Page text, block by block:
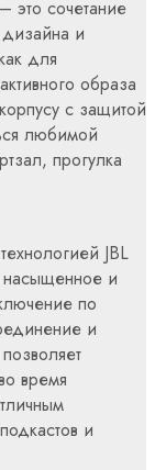
это сочетание
и
для
образа
с защитой
любимой
прогулка
JBL
насыщенное и
по
и
время
и